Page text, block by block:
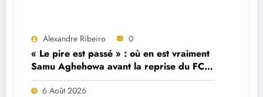
Alexandre Ribeiro 0
« Le pire est passé » : où en est vraiment
Samu Aghehowa avant la reprise du FC
Porto ?
6 Août 2026